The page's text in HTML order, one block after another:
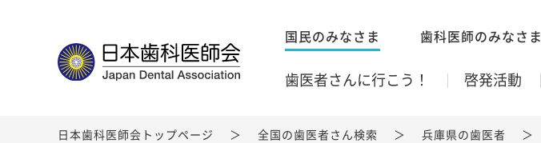
国民のみなさま 歯科医師のみなさま
歯医者さんに行こう！ 啓発活動
日本歯科医師会トップページ 全国の歯医者さん検索 兵庫県の歯医者